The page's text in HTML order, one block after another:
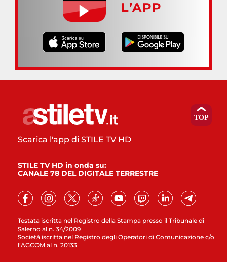
L’APP
Testata iscritta nel Registro della Stampa presso il Tribunale di
Salerno al n. 34/2009
Società iscritta nel Registro degli Operatori di Comunicazione c/o
l’AGCOM al n. 20133
Scarica l'app di STILE TV HD
STILE TV HD in onda su:
CANALE 78 DEL DIGITALE TERRESTRE